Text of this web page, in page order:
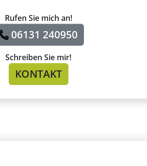
Rufen Sie mich an!
06131 240950
Schreiben Sie mir!
KONTAKT